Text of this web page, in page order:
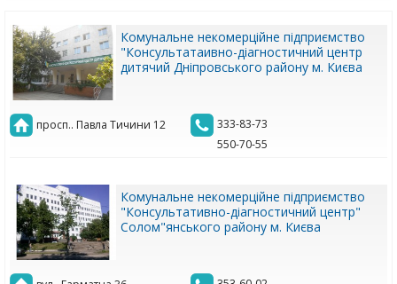
Комунальне некомерційне підприємство
"Консультатаивно-діагностичний центр
дитячий Дніпровського району м. Києва
просп.. Павла Тичини 12
333-83-73
550-70-55
Комунальне некомерційне підприємство
"Консультативно-діагностичний центр"
Солом"янського району м. Києва